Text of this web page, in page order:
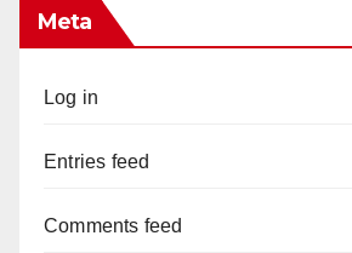
Meta
Log in
Entries feed
Comments feed